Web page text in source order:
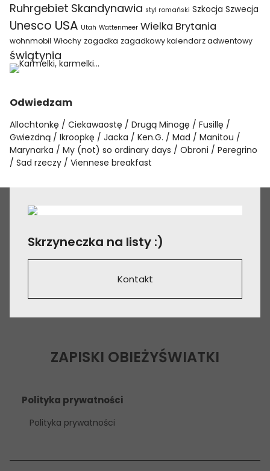
Ruhrgebiet Skandynawia styl romański Szkocja Szwecja
Unesco USA Utah Wattenmeer Wielka Brytania
wohnmobil Włochy zagadka zagadkowy kalendarz adwentowy
świątynia
Odwiedzam
Allochtonkę Ciekawaostę Drugą Minogę
Fusillę
Gwiezdną
Ikroopkę Jacka Ken.G. Mad
Manitou
Marynarka
My (not) so ordinary days Obroni
Peregrino
Sad rzeczy
Viennese breakfast
Skrzyneczka na listy :)
Kontakt
ZAPISKI OBIEŻYŚWIATKI
Polityka prywatności
Polityka prywatności